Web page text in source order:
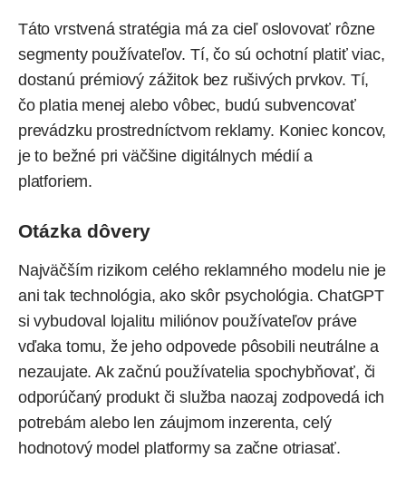
Táto vrstvená stratégia má za cieľ oslovovať rôzne
segmenty používateľov. Tí, čo sú ochotní platiť viac,
dostanú prémiový zážitok bez rušivých prvkov. Tí,
čo platia menej alebo vôbec, budú subvencovať
prevádzku prostredníctvom reklamy. Koniec koncov,
je to bežné pri väčšine digitálnych médií a
platforiem.
Otázka dôvery
Najväčším rizikom celého reklamného modelu nie je
ani tak technológia, ako skôr psychológia. ChatGPT
si vybudoval lojalitu miliónov používateľov práve
vďaka tomu, že jeho odpovede pôsobili neutrálne a
nezaujate. Ak začnú používatelia spochybňovať, či
odporúčaný produkt či služba naozaj zodpovedá ich
potrebám alebo len záujmom inzerenta, celý
hodnotový model platformy sa začne otriasať.